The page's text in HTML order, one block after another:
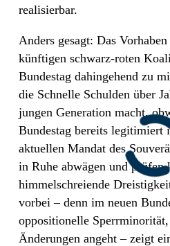
realisierbar.
Anders gesagt: Das
künftigen schwarz-roten
Bundestag dahingehend zu
die Schnelle Schulden über
jungen Generation macht,
Bundestag bereits legitimiert
aktuellen Mandat des
in Ruhe abwägen und prüfen
himmelschreiende
vorbei – denn im neuen
oppositionelle
Änderungen angeht – zeigt